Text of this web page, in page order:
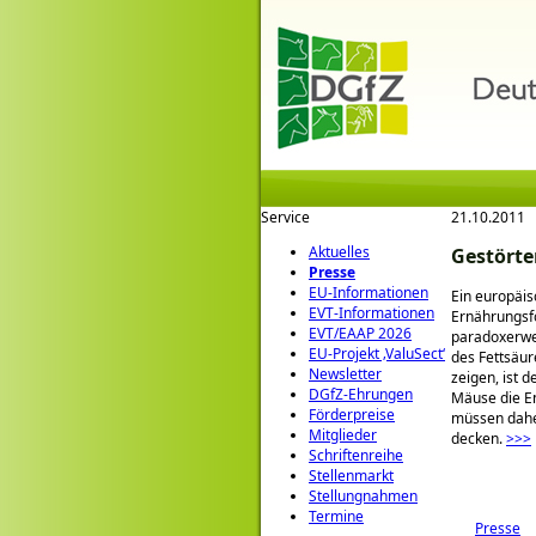
Service
Aktuelles
Presse
EU-Informationen
EVT-Informationen
EVT/EAAP 2026
EU-Projekt ‚ValuSect‘
Newsletter
DGfZ-Ehrungen
Förderpreise
Mitglieder
Schriftenreihe
Stellenmarkt
Stellungnahmen
Termine
21.10.2011
Ein
des
zeigen, ist
Mäuse die
müssen
decken.>>>
Presse